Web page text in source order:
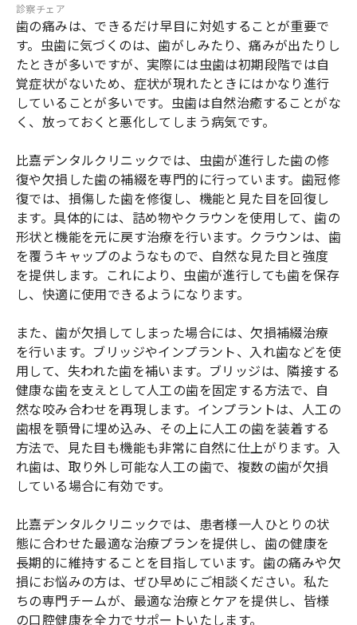
診察チェア
歯の痛みは、できるだけ早目に対処することが重要で
す。虫歯に気づくのは、歯がしみたり、痛みが出たりし
たときが多いですが、実際には虫歯は初期段階では自
覚症状がないため、症状が現れたときにはかなり進行
していることが多いです。虫歯は自然治癒することがな
く、放っておくと悪化してしまう病気です。
比嘉デンタルクリニックでは、虫歯が進行した歯の修
復や欠損した歯の補綴を専門的に行っています。歯冠修
復では、損傷した歯を修復し、機能と見た目を回復し
ます。具体的には、詰め物やクラウンを使用して、歯の
形状と機能を元に戻す治療を行います。クラウンは、歯
を覆うキャップのようなもので、自然な見た目と強度
を提供します。これにより、虫歯が進行しても歯を保存
し、快適に使用できるようになります。
また、歯が欠損してしまった場合には、欠損補綴治療
を行います。ブリッジやインプラント、入れ歯などを使
用して、失われた歯を補います。ブリッジは、隣接する
健康な歯を支えとして人工の歯を固定する方法で、自
然な咬み合わせを再現します。インプラントは、人工の
歯根を顎骨に埋め込み、その上に人工の歯を装着する
方法で、見た目も機能も非常に自然に仕上がります。入
れ歯は、取り外し可能な人工の歯で、複数の歯が欠損
している場合に有効です。
比嘉デンタルクリニックでは、患者様一人ひとりの状
態に合わせた最適な治療プランを提供し、歯の健康を
長期的に維持することを目指しています。歯の痛みや欠
損にお悩みの方は、ぜひ早めにご相談ください。私た
ちの専門チームが、最適な治療とケアを提供し、皆様
の口腔健康を全力でサポートいたします。